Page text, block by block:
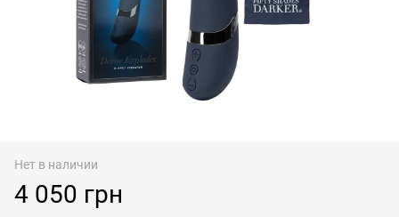
Нет в наличии
4 050 грн